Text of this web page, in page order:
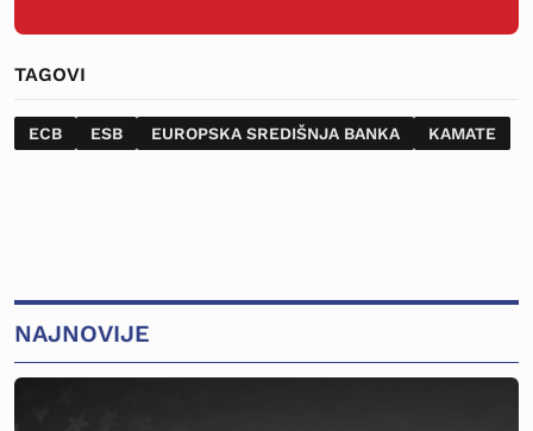
TAGOVI
ECB ESB EUROPSKA SREDIŠNJA BANKA KAMATE
NAJNOVIJE